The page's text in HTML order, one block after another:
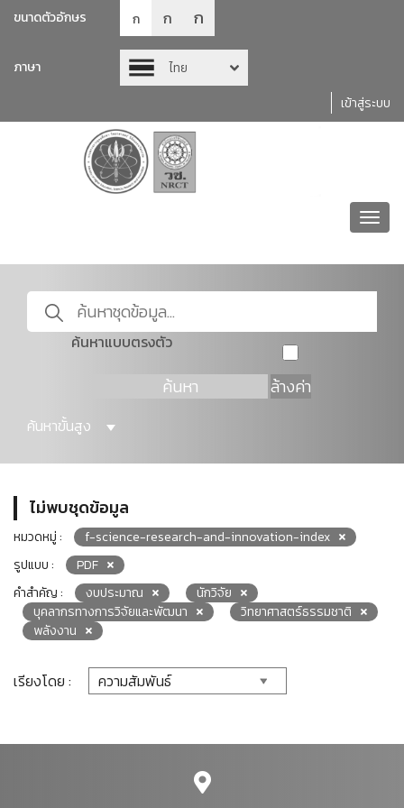
ขนาดตัวอักษร ก ก ก
ภาษา
ไทย
เข้าสู่ระบบ
ค้นหาแบบตรงตัว
ค้นหา ล้างค่า
ค้นหาขั้นสูง
ไม่พบชุดข้อมูล
หมวดหมู่ :
f-science-research-and-innovation-index
รูปแบบ :
PDF
คำสำคัญ :
งบประมาณ
นักวิจัย
บุคลากรทางการวิจัยและพัฒนา
วิทยาศาสตร์ธรรมชาติ
พลังงาน
เรียงโดย :